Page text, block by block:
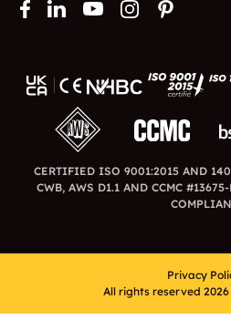
CERTIFIED ISO 9001:2015 AND
CWB, AWS D1.1 AND CCMC
Privacy
All rights reserved